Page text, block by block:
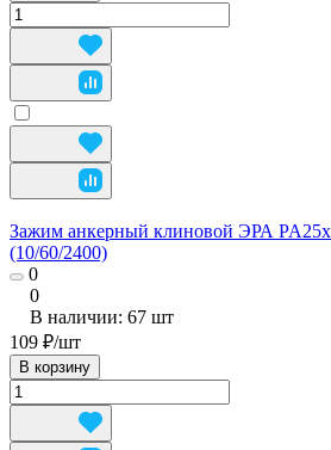
Зажим анкерный клиновой ЭРА
(10/60/2400)
0
0
В наличии: 67 шт
109 ₽/шт
В корзину